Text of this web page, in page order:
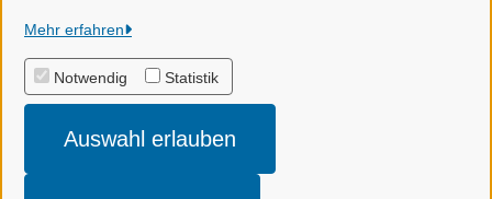
Mehr erfahren
Notwendig Statistik
Auswahl erlauben
Stadt Munster
Alle Rechte vorbehalten